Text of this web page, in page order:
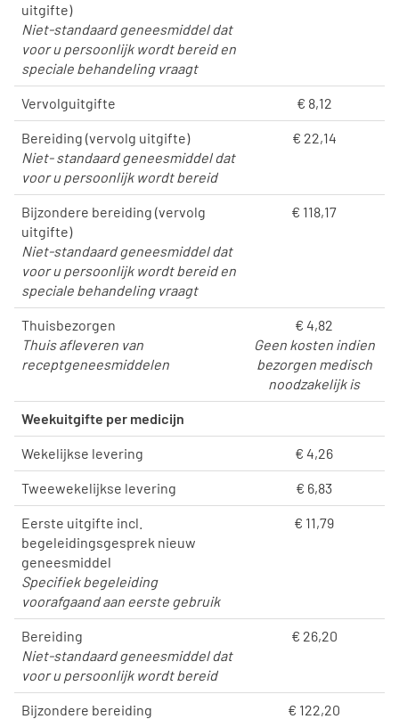
uitgifte)
Niet-standaard geneesmiddel dat
voor u persoonlijk wordt bereid en
speciale behandeling vraagt
Vervolguitgifte € 8,12
Bereiding (vervolg uitgifte)
Niet- standaard geneesmiddel dat
voor u persoonlijk wordt bereid
€ 22,14
Bijzondere bereiding (vervolg
uitgifte)
Niet-standaard geneesmiddel dat
voor u persoonlijk wordt bereid en
speciale behandeling vraagt
€ 118,17
Thuisbezorgen
Thuis afleveren van
receptgeneesmiddelen
€ 4,82
Geen kosten indien
bezorgen medisch
noodzakelijk is
Weekuitgifte per medicijn
Wekelijkse levering € 4,26
Tweewekelijkse levering € 6,83
Eerste uitgifte incl.
begeleidingsgesprek nieuw
geneesmiddel
Specifiek begeleiding
voorafgaand aan eerste gebruik
€ 11,79
Bereiding
Niet-standaard geneesmiddel dat
voor u persoonlijk wordt bereid
€ 26,20
Bijzondere bereiding € 122,20